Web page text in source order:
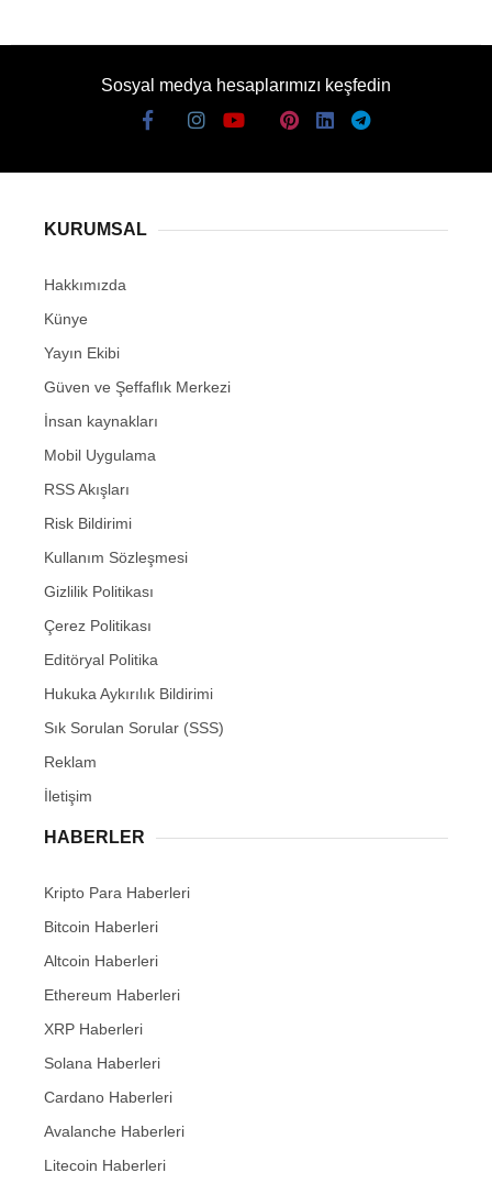
Sosyal medya hesaplarımızı keşfedin
KURUMSAL
Hakkımızda
Künye
Yayın Ekibi
Güven ve Şeffaflık Merkezi
İnsan kaynakları
Mobil Uygulama
RSS Akışları
Risk Bildirimi
Kullanım Sözleşmesi
Gizlilik Politikası
Çerez Politikası
Editöryal Politika
Hukuka Aykırılık Bildirimi
Sık Sorulan Sorular (SSS)
Reklam
İletişim
HABERLER
Kripto Para Haberleri
Bitcoin Haberleri
Altcoin Haberleri
Ethereum Haberleri
XRP Haberleri
Solana Haberleri
Cardano Haberleri
Avalanche Haberleri
Litecoin Haberleri